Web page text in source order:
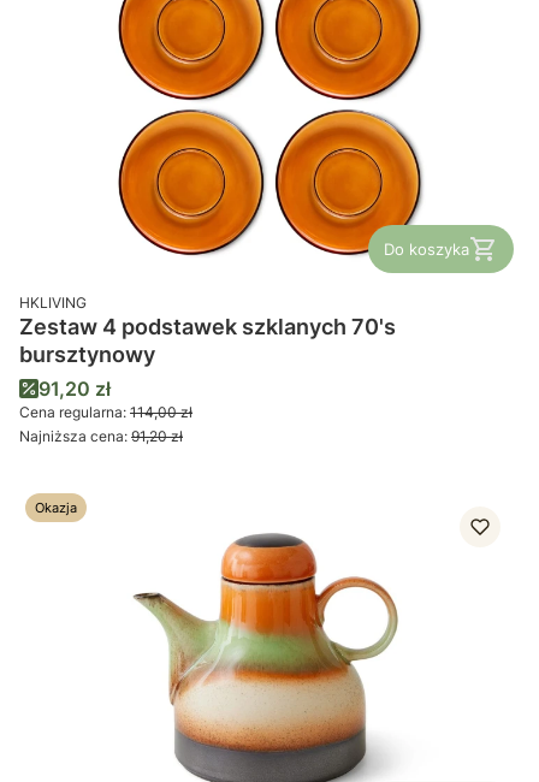
Do koszyka
PRODUCENT
HKLIVING
Zestaw 4 podstawek szklanych 70's
bursztynowy
Cena promocyjna
91,20 zł
Cena regularna: 114,00 zł
Najniższa cena: 91,20 zł
Okazja